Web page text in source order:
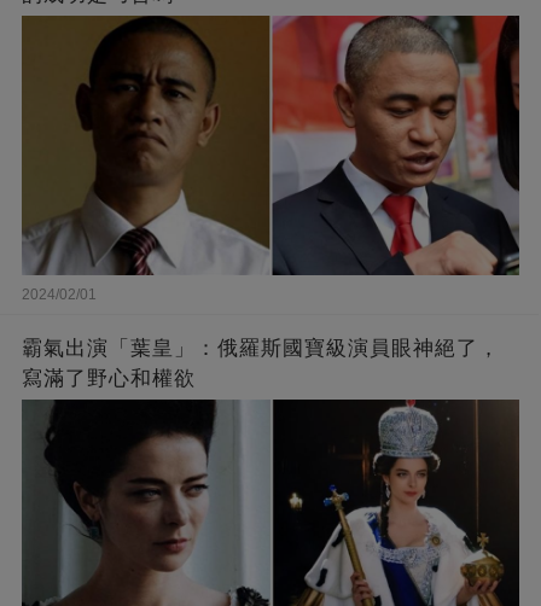
2024/02/01
霸氣出演「葉皇」：俄羅斯國寶級演員眼神絕了，
寫滿了野心和權欲